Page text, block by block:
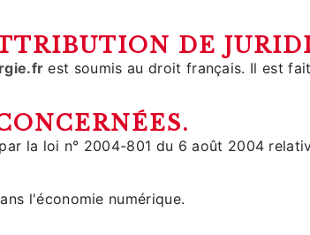
DE
est soumis au droit français. Il est
la loi n° 2004-801 du 6 août 2004
l'économie numérique.